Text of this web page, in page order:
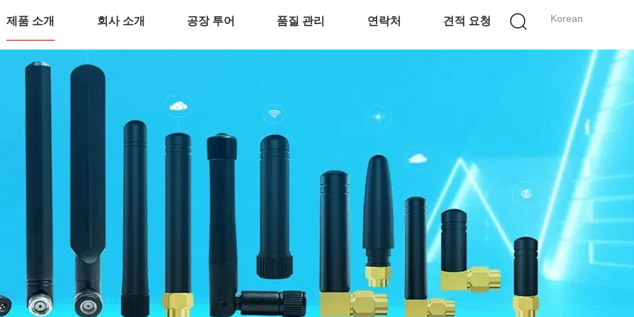
Korean
제품 소개 회사 소개 공장 투어 품질 관리 연락처 견적 요청